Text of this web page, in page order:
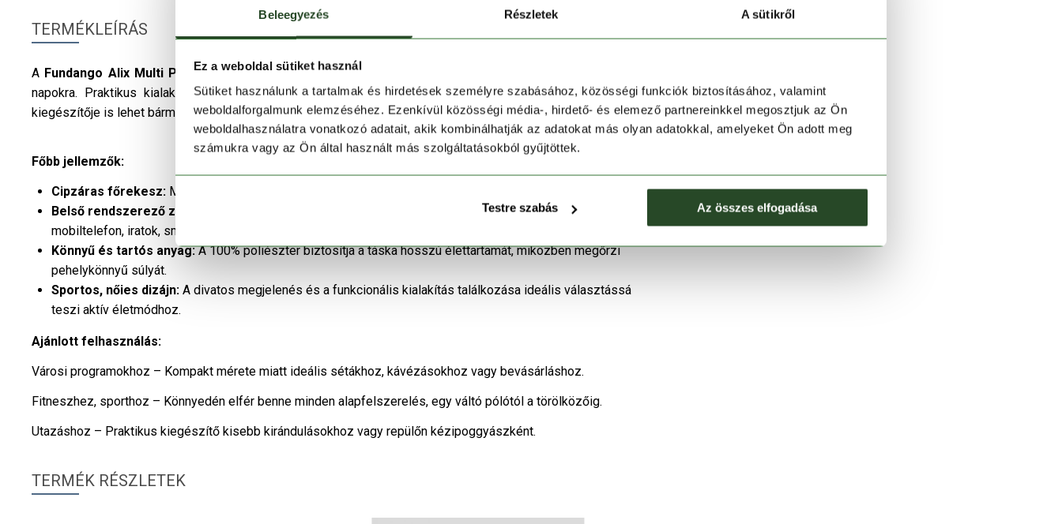
Beleegyezés Részletek A sütikről
Ez a weboldal sütiket használ
Sütiket használunk a tartalmak és hirdetések személyre szabásához, közösségi funkciók biztosításához, valamint
weboldalforgalmunk elemzéséhez. Ezenkívül közösségi média-, hirdető- és elemező partnereinkkel megosztjuk az Ön
weboldalhasználatra vonatkozó adatait, akik kombinálhatják az adatokat más olyan adatokkal, amelyeket Ön adott meg
számukra vagy az Ön által használt más szolgáltatásokból gyűjtöttek.
Testre szabás Az összes elfogadása
TERMÉKLEÍRÁS
A Fundango Alix Multi Purpose Active Bagnői válltáska
napokra. Praktikus kialakításának és divatos részleteinek köszönhetően nemcsak funkcionális, de stílusos
kiegészítője is lehet bármelyik hétköznapi szettnek.
Főbb jellemzők:
Cipzáras főrekesz: Megbízható záródás, amely védelmet nyújt az értékek számára a mindennapok során.
Belső rendszerező zseb:
Praktikus elrendezés, amely megkönnyíti a mindennapi tárgyak – például
mobiltelefon, iratok, smink – rendszerezését.
Könnyű és tartós anyag:A 100% poliészter biztosítja a táska hosszú élettartamát, miközben megőrzi
pehelykönnyű súlyát.
Sportos, nőies dizájn: A divatos megjelenés és a funkcionális kialakítás találkozása ideális választássá
teszi aktív életmódhoz.
Ajánlott felhasználás:
Városi programokhoz – Kompakt mérete miatt ideális sétákhoz, kávézásokhoz vagy bevásárláshoz.
Fitneszhez, sporthoz – Könnyedén elfér benne minden alapfelszerelés, egy váltó pólótól a törölközőig.
Utazáshoz – Praktikus kiegészítő kisebb kirándulásokhoz vagy repülőn kézipoggyászként.
TERMÉK RÉSZLETEK